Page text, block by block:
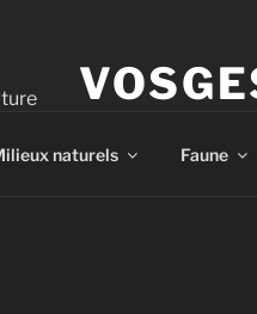
naturels Faune